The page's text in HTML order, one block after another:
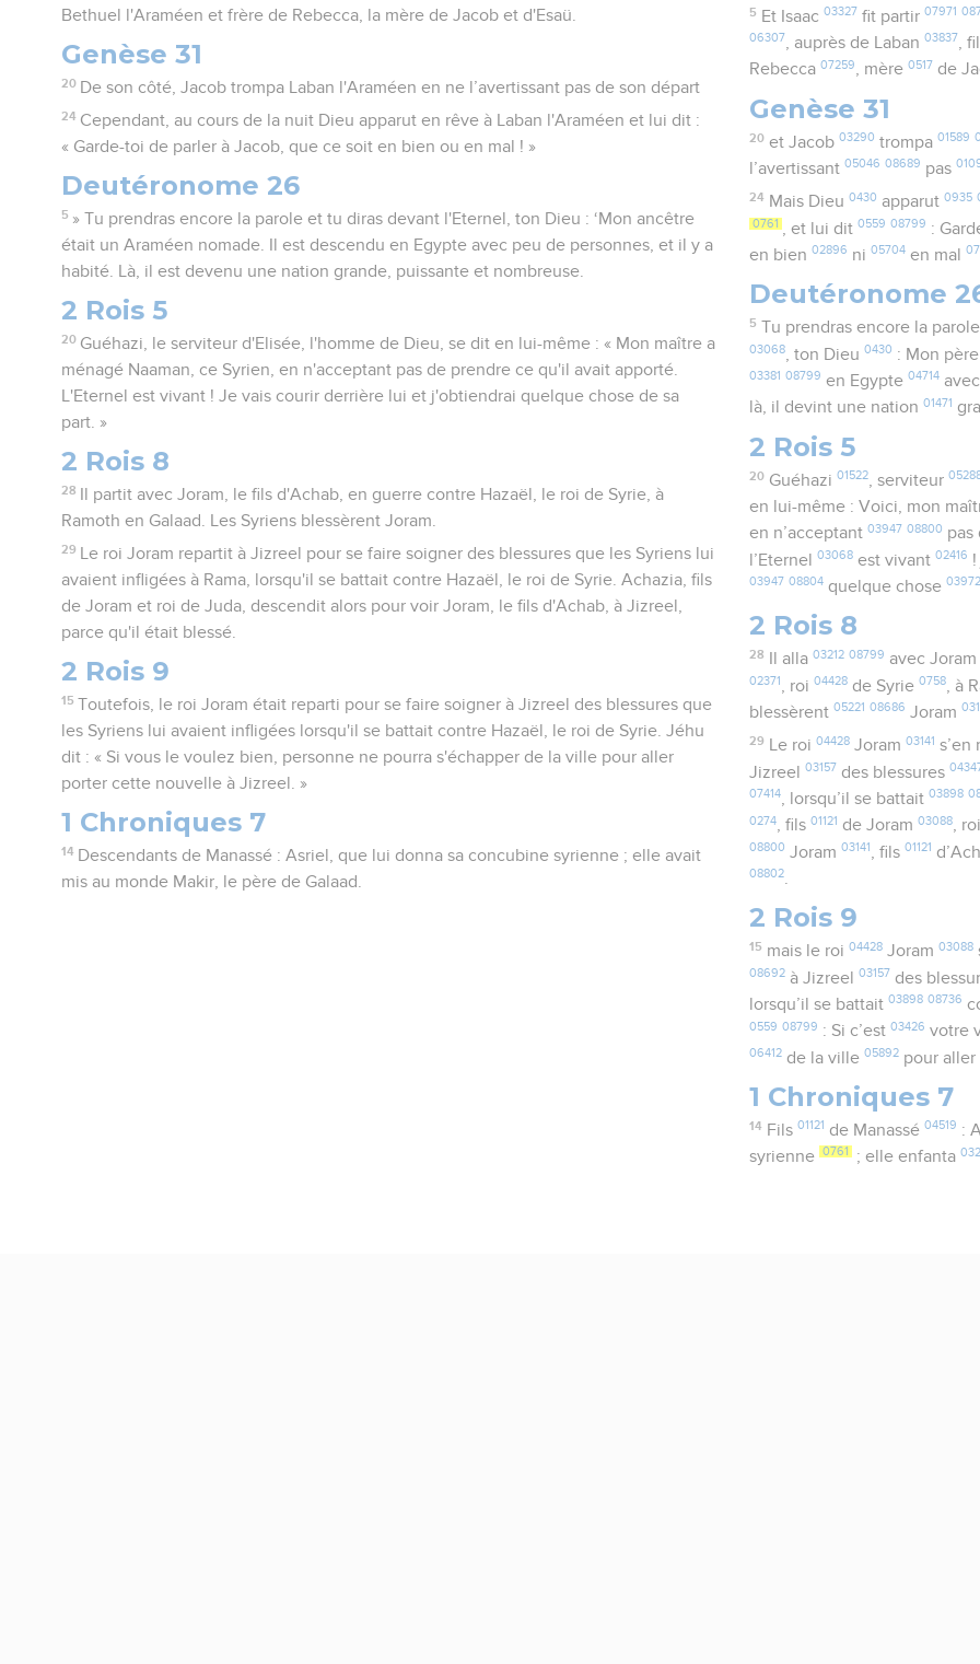
Bethuel l'Araméen et frère de Rebecca, la mère de Jacob et d'Esaü.
Genèse 31
20 De son côté, Jacob trompa Laban l'Araméen en ne l’avertissant pas de son départ
24 Cependant, au cours de la nuit Dieu apparut en rêve à Laban l'Araméen et lui dit :
« Garde-toi de parler à Jacob, que ce soit en bien ou en mal ! »
Deutéronome 26
5 » Tu prendras encore la parole et tu diras devant l'Eternel, ton Dieu : ‘Mon ancêtre
était un Araméen nomade. Il est descendu en Egypte avec peu de personnes, et il y a
habité. Là, il est devenu une nation grande, puissante et nombreuse.
2 Rois 5
20 Guéhazi, le serviteur d'Elisée, l'homme de Dieu, se dit en lui-même : « Mon maître a
ménagé Naaman, ce Syrien, en n'acceptant pas de prendre ce qu'il avait apporté.
L'Eternel est vivant ! Je vais courir derrière lui et j'obtiendrai quelque chose de sa
part. »
2 Rois 8
28
Il partit avec Joram, le fils d'Achab, en guerre contre Hazaël, le roi de Syrie, à
Ramoth en Galaad. Les Syriens blessèrent Joram.
29
Le roi Joram repartit à Jizreel pour se faire soigner des blessures que les Syriens lui
avaient infligées à Rama, lorsqu'il se battait contre Hazaël, le roi de Syrie. Achazia, fils
de Joram et roi de Juda, descendit alors pour voir Joram, le fils d'Achab, à Jizreel,
parce qu'il était blessé.
2 Rois 9
15 Toutefois, le roi Joram était reparti pour se faire soigner à Jizreel des blessures que
les Syriens lui avaient infligées lorsqu'il se battait contre Hazaël, le roi de Syrie. Jéhu
dit : « Si vous le voulez bien, personne ne pourra s'échapper de la ville pour aller
porter cette nouvelle à Jizreel. »
1 Chroniques 7
14 Descendants de Manassé : Asriel, que lui donna sa concubine syrienne ; elle avait
mis au monde Makir, le père de Galaad.
5 Et Isaac 03327 fit partir 07971
06307, auprès de Laban03837,
Rebecca07259, mère0517 de
Genèse 31
20 et Jacob 03290 trompa 01589
l’avertissant05046 08689 pas
24 Mais Dieu 0430 apparut 0935
0761 , et lui dit0559 08799 :
en bien02896 ni05704 en mal
Deutéronome
5 Tu prendras encore la parole
03068 , ton Dieu0430 : Mon
03381 08799 en Egypte04714
là, il devint une nation01471
2 Rois 5
20 Guéhazi 01522, serviteur
en lui-même : Voici, mon
en n’acceptant03947 08800 pas
l’Eternel03068 est vivant02416
03947 08804 quelque chose03972
2 Rois 8
28 Il alla 03212 08799 avec Joram
02371 , roi04428 de Syrie0758 , à
blessèrent05221 08686 Joram
29 Le roi 04428Joram 03141 s’en
Jizreel03157 des blessures
07414, lorsqu’il se battait03898
0274, fils01121 de Joram03088,
08800 Joram03141 , fils01121
08802.
2 Rois 9
15 mais le roi 04428Joram 03088
08692 à Jizreel03157 des
lorsqu’il se battait03898 08736
0559 08799 : Si c’est03426 votre
06412 de la ville05892 pour aller
1 Chroniques 7
14 Fils 01121 de Manassé 04519 :
syrienne 0761 ; elle enfanta